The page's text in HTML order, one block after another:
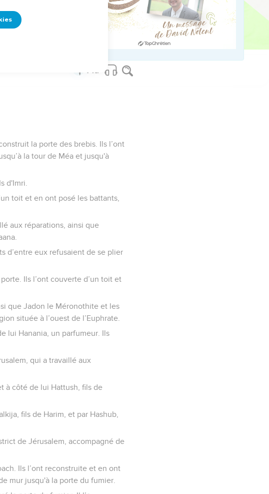
et nous, ses serviteurs, nous
ni droit ni souvenir à Jérusalem. »
la porte des brebis. Ils l’ont
la tour de Méa et jusqu'à
d'Imri.
toit et en ont posé les battants,
aux réparations, ainsi que
d’entre eux refusaient de se plier
Ils l’ont couverte d’un toit et
que Jadon le Méronothite et les
située à l’ouest de l’Euphrate.
lui Hanania, un parfumeur. Ils
qui a travaillé aux
à côté de lui Hattush, fils de
fils de Harim, et par Hashub,
de Jérusalem, accompagné de
Ils l’ont reconstruite et en ont
mur jusqu'à la porte du fumier.